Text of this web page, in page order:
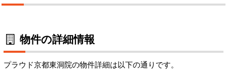
物件の詳細情報
プラウド京都東洞院の物件詳細は以下の通りです。